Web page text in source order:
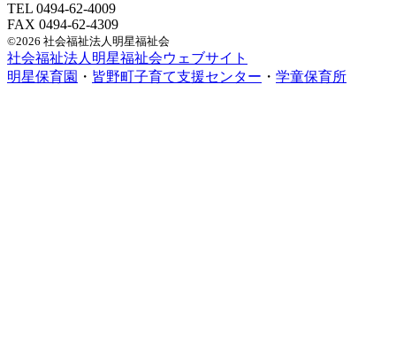
TEL 0494-62-4009
FAX 0494-62-4309
©2026 社会福祉法人明星福祉会
社会福祉法人明星福祉会ウェブサイト
明星保育園 ・ 皆野町子育て支援センター ・ 学童保育所